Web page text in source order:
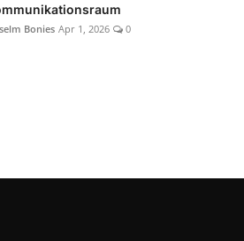
Bonies Apr 1, 2026 0